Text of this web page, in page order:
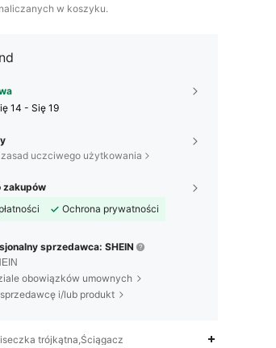
w koszyku.
14 - Się 19
uczciwego użytkowania
zakupów
Ochrona prywatności
sprzedawca: SHEIN
obowiązków umownych
i/lub produkt
trójkątna,Ściągacz